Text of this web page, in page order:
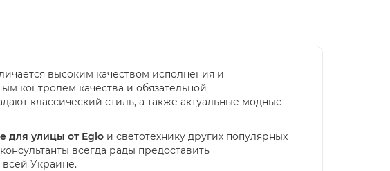
высоким качеством исполнения и
контролем качества и обязательной
классический стиль, а также актуальные модные
для улицы от Eglo и светотехнику других популярных
всегда рады предоставить
Украине.